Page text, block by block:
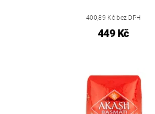
400,89 Kč bez DPH
449 Kč